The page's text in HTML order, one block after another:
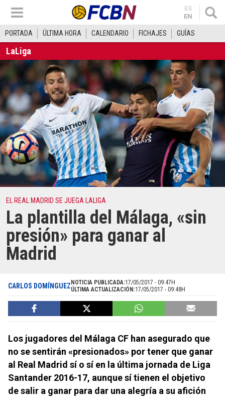
ES
EN
PORTADA ÚLTIMA HORA CALENDARIO FICHAJES GUÍAS
LaLiga
EL REAL MADRID SE JUEGA LALIGA
La plantilla del Málaga, «sin
presión» para ganar al
Madrid
CARLOS DOMÍNGUEZ NOTICIA PUBLICADA:17/05/2017 - 09:47H
ÚLTIMA ACTUALIZACIÓN:17/05/2017 - 09:48H
Los jugadores del Málaga CF han asegurado que
no se sentirán «presionados» por tener que ganar
al Real Madrid sí o sí en la última jornada de Liga
Santander 2016-17, aunque sí tienen el objetivo
de salir a ganar para dar una alegría a su afición